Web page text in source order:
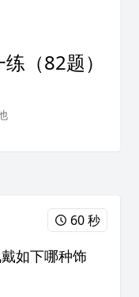
（82题）
60 秒
如下哪种饰